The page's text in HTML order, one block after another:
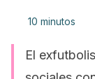
10 minutos
El